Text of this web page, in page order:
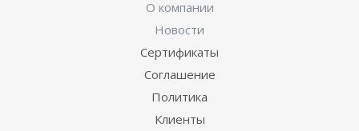
О компании
Новости
Сертификаты
Соглашение
Политика
Клиенты